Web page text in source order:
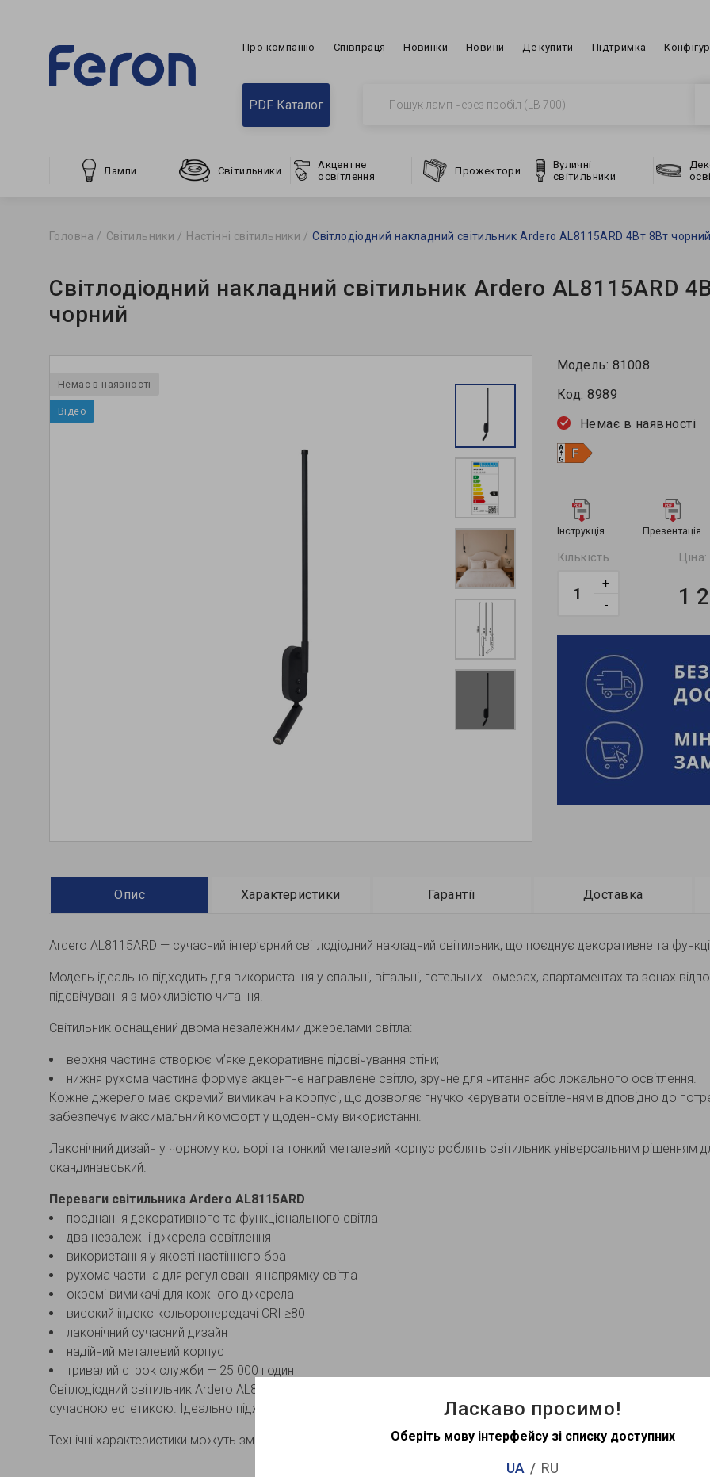
Про компанію Співпраця Новинки Новини Де купити Підтримка
PDF Каталог
Лампи Світильники
Акцентне
освітлення
Прожектори
Вуличні
світильники
Головна Світильники Настінні світильники Світлодіодний накладний світильник Ardero AL8115ARD 4Вт 8Вт чорний
Світлодіодний накладний світильник Ardero AL8115ARD
чорний
Немає в наявності
Відео
Модель: 81008
Код: 8989
Немає в наявності
Інструкція Презентація
Кількість
-
+
Ціна:
1
Опис Характеристики Гарантії Доставка
Ardero AL8115ARD — сучасний інтер’єрний світлодіодний накладний світильник, що поєднує декоративне та
Модель ідеально підходить для використання у спальні, вітальні, готельних номерах, апартаментах та зонах
підсвічування з можливістю читання.
Світильник оснащений двома незалежними джерелами світла:
верхня частина створює м’яке декоративне підсвічування стіни;
нижня рухома частина формує акцентне направлене світло, зручне для читання або локального освітлення.
Кожне джерело має окремий вимикач на корпусі, що дозволяє гнучко керувати освітленням відповідно до
забезпечує максимальний комфорт у щоденному використанні.
Лаконічний дизайн у чорному кольорі та тонкий металевий корпус роблять світильник універсальним рішенням
скандинавський.
Переваги світильника Ardero AL8115ARD
поєднання декоративного та функціонального світла
два незалежні джерела освітлення
використання у якості настінного бра
рухома частина для регулювання напрямку світла
окремі вимикачі для кожного джерела
високий індекс кольоропередачі CRI ≥80
лаконічний сучасний дизайн
надійний металевий корпус
тривалий строк служби — 25 000 годин
Світлодіодний світильник Ardero AL8115ARD — оптимальний вибір для тих, хто шукає стильне настінне
сучасною естетикою. Ідеально підходить для домашнього та комерційного використання.
Технічні характеристики можуть змінюватися в залежності від партії
Ласкаво просимо!
Оберіть мову інтерфейсу зі списку доступних
UA RU